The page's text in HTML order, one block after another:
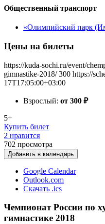
Общественный транспорт
«Олимпийский парк
Цены на билеты
https://kuda-sochi.ru/event/
gimnastike-2018/ 300 https://
17T17:05:00+03:00
Взрослый: от 300 ₽
5+
Купить билет
2 нравится
702 просмотра
Добавить в календарь
Google Calendar
Outlook.com
Скачать .ics
Чемпионат России по
гимнастике 2018